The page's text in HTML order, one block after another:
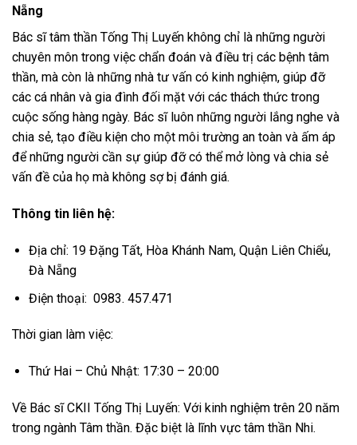
Nẵng
Bác sĩ tâm thần Tống Thị Luyến không chỉ là những người
chuyên môn trong việc chẩn đoán và điều trị các bệnh tâm
thần, mà còn là những nhà tư vấn có kinh nghiệm, giúp đỡ
các cá nhân và gia đình đối mặt với các thách thức trong
cuộc sống hàng ngày. Bác sĩ luôn những người lắng nghe và
chia sẻ, tạo điều kiện cho một môi trường an toàn và ấm áp
để những người cần sự giúp đỡ có thể mở lòng và chia sẻ
vấn đề của họ mà không sợ bị đánh giá.
Thông tin liên hệ:
Địa chỉ: 19 Đặng Tất, Hòa Khánh Nam, Quận Liên Chiểu,
Đà Nẵng
Điện thoại: 0983. 457.471
Thời gian làm việc:
Thứ Hai – Chủ Nhật: 17:30 – 20:00
Về Bác sĩ CKII Tống Thị Luyến: Với kinh nghiệm trên 20 năm
trong ngành Tâm thần. Đặc biệt là lĩnh vực tâm thần Nhi.